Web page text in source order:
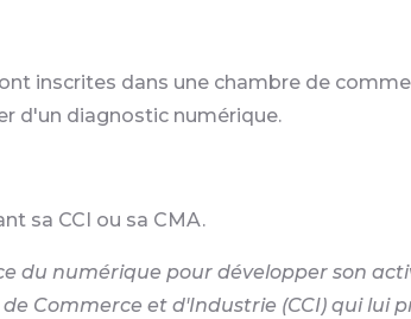
inscrites dans une chambre de
d'un diagnostic numérique.
sa CCI ou sa CMA.
du numérique pour développer son
Commerce et d'Industrie (CCI) qui lui